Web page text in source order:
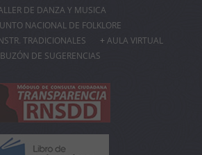
DE DANZA Y MUSICA
NACIONAL DE FOLKLORE
TRADICIONALES
AULA VIRTUAL
BUZÓN DE SUGERENCIAS